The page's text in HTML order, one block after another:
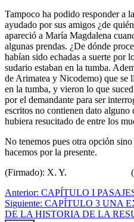
Tampoco ha podido responder a
ayudado por sus amigos ¿de
apareció a María Magdalena
algunas prendas. ¿De dónde
habían sido echadas a suerte por
sudario estaban en la tumba.
de Arimatea y Nicodemo) que se
en la tumba, y vieron lo que
por el demandante para ser
escritos no contienen dato alguno
hubiera resucitado de entre los
No tenemos pues otra opción
hacemos por la presente.
(Firmado): X. Y.
Anterior: CAPÍTULO I
Siguiente: CAPÍTULO 3 UNA
DE LA HISTORIA DE LA